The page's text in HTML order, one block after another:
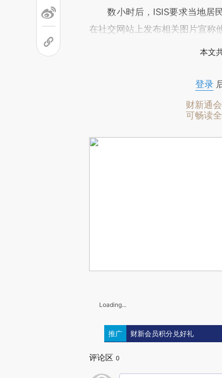
数小时后，ISIS要求当地居民
在社交网站上发布相关图片宣称
本文
登录
财新通
可畅读
Loading...
推广 财新会员积分兑好礼
评论区 0